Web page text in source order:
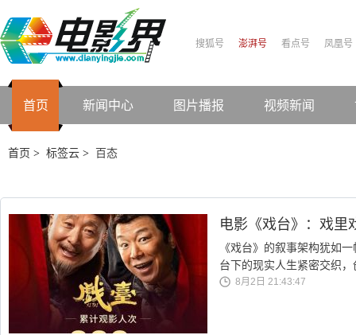
搜狐号 澎湃号 看点号 凤凰号
首页 新闻中心 图片播报 视频新闻
首页 > 标签云 > 百态
电影《戏台》：戏里
《戏台》的叙事架构犹如
台下的现实人生紧密交织
8月2日 21:43:47